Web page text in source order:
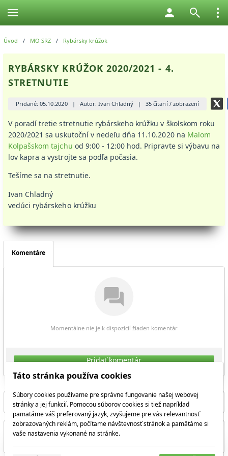
Zdieľať aktuálnu stránku
Úvod / MO SRZ / Rybársky krúžok
RYBÁRSKY KRÚŽOK 2020/2021 - 4.
STRETNUTIE
Pridané: 05.10.2020| Autor: Ivan Chladný |35 čítaní / zobrazení
V poradí tretie stretnutie rybárskeho krúžku v školskom roku
2020/2021 sa uskutoční v nedeľu dňa 11.10.2020 na Malom
Kolpašskom tajchu od 9:00 - 12:00 hod. Pripravte si výbavu na
lov kapra a vystrojte sa podľa počasia.
Tešíme sa na stretnutie.
Ivan Chladný
vedúci rybárskeho krúžku
Komentáre
Momentálne nie je k dispozícií žiaden komentár
Pridať komentár
Táto stránka používa cookies
Súbory cookies používame pre správne fungovanie našej webovej
stránky a jej funkcií. Pomocou súborov cookies si tiež napríklad
pamätáme váš preferovaný jazyk, zvyšujeme pre vás relevantnosť
zobrazovaných reklám, počítame návštevnosť stránok a pamätáme si
vaše nastavenia vykonané na stránke.